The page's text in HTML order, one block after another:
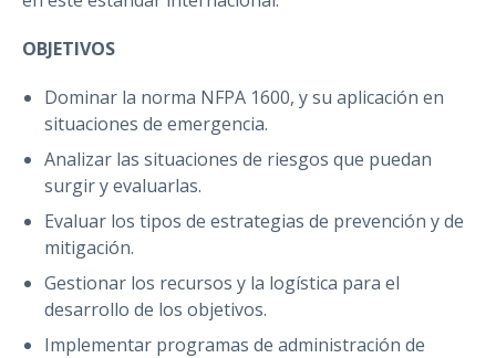
OBJETIVOS
Dominar la norma NFPA 1600, y su aplicación en
situaciones de emergencia.
Analizar las situaciones de riesgos que puedan
surgir y evaluarlas.
Evaluar los tipos de estrategias de prevención y de
mitigación.
Gestionar los recursos y la logística para el
desarrollo de los objetivos.
Implementar programas de administración de